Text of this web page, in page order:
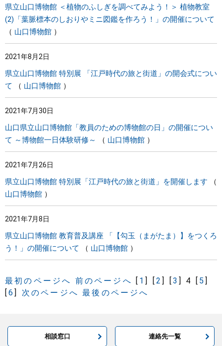
県立山口博物館 ＜植物のふしぎを調べてみよう！＞ 植物教室
(2)「葉脈標本のしおりやミニ図鑑を作ろう！」の開催について
山口博物館
2021年8月2日
県立山口博物館 特別展 「江戸時代の旅と街道」の開会式につい
て
山口博物館
2021年7月30日
山口県立山口博物館「教員のための博物館の日」の開催につい
て ～博物館一日体験研修～
山口博物館
2021年7月26日
県立山口博物館 特別展「江戸時代の旅と街道」を開催します
山口博物館
2021年7月8日
県立山口博物館 教育普及講座 「【勾玉（まがたま）】をつくろ
う！」の開催について
山口博物館
最初のページへ 前のページへ [ 1] [2] [3] 4 [ 5]
[6] 次のページへ 最後のページへ
相談窓口 連絡先一覧